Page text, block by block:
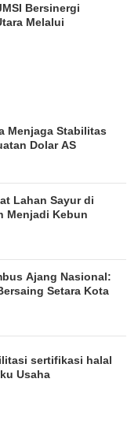
Bersinergi
Melalui
Menjaga Stabilitas
Dolar AS
Lahan Sayur di
Menjadi Kebun
Ajang Nasional:
Setara Kota
sertifikasi halal
Usaha